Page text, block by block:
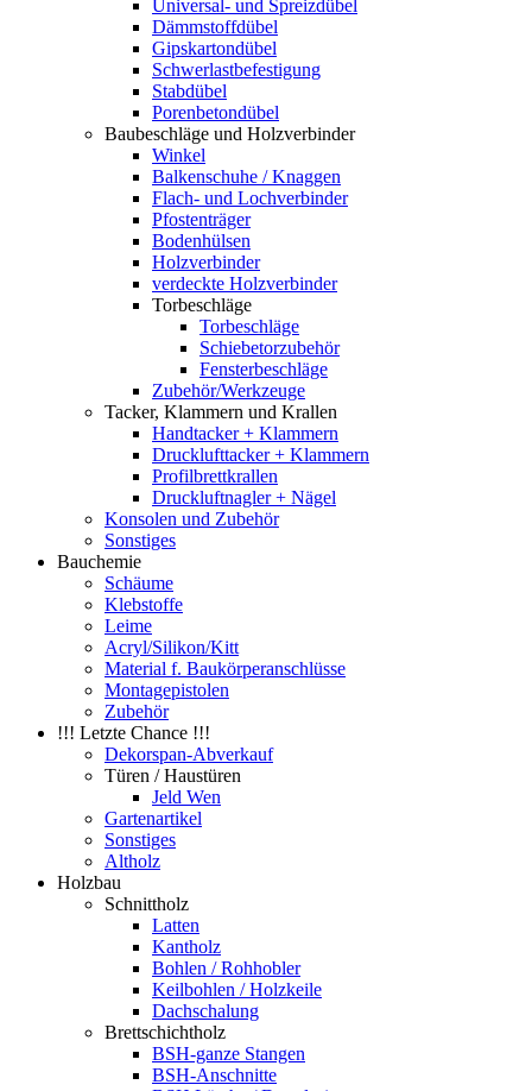
Universal- und Spreizdübel
Dämmstoffdübel
Gipskartondübel
Schwerlastbefestigung
Stabdübel
Porenbetondübel
Baubeschläge und Holzverbinder
Winkel
Balkenschuhe / Knaggen
Flach- und Lochverbinder
Pfostenträger
Bodenhülsen
Holzverbinder
verdeckte Holzverbinder
Torbeschläge
Torbeschläge
Schiebetorzubehör
Fensterbeschläge
Zubehör/Werkzeuge
Tacker, Klammern und Krallen
Handtacker + Klammern
Drucklufttacker + Klammern
Profilbrettkrallen
Druckluftnagler + Nägel
Konsolen und Zubehör
Sonstiges
Bauchemie
Schäume
Klebstoffe
Leime
Acryl/Silikon/Kitt
Material f. Baukörperanschlüsse
Montagepistolen
Zubehör
!!! Letzte Chance !!!
Dekorspan-Abverkauf
Türen / Haustüren
Jeld Wen
Gartenartikel
Sonstiges
Altholz
Holzbau
Schnittholz
Latten
Kantholz
Bohlen / Rohhobler
Keilbohlen / Holzkeile
Dachschalung
Brettschichtholz
BSH-ganze Stangen
BSH-Anschnitte